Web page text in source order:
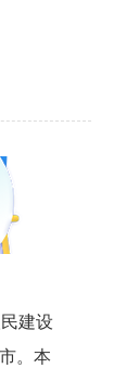
建设
。本